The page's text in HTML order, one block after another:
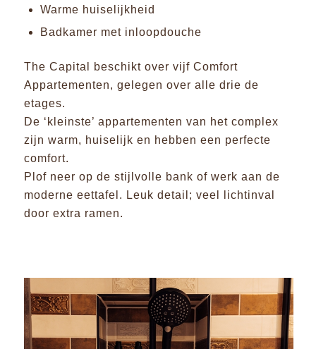
Warme huiselijkheid
Badkamer met inloopdouche
The Capital beschikt over vijf Comfort
Appartementen, gelegen over alle drie de
etages.
De ‘kleinste’ appartementen van het complex
zijn warm, huiselijk en hebben een perfecte
comfort.
Plof neer op de stijlvolle bank of werk aan de
moderne eettafel. Leuk detail; veel lichtinval
door extra ramen.